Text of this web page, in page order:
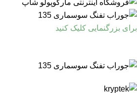
برای بزرگنمایی کلیک کنید